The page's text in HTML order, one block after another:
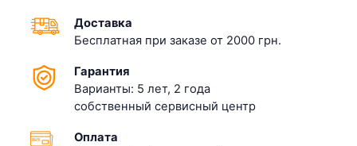
Доставка
Бесплатная при заказе от 2000 грн.
Гарантия
Варианты: 5 лет, 2 года
собственный сервисный центр
Оплата